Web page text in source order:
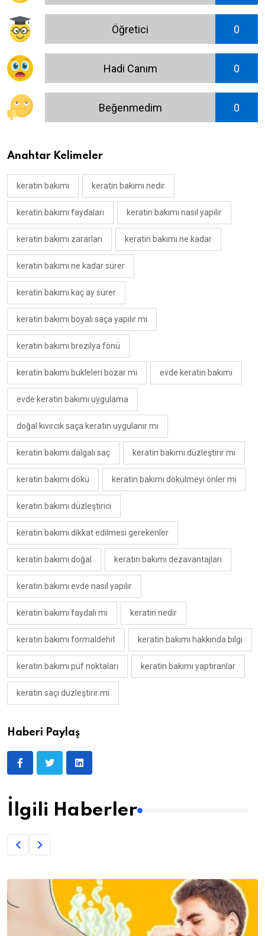
Öğretici 0
Hadi Canım 0
Beğenmedim 0
Anahtar Kelimeler
keratin bakımı keratin bakımı nedir
keratin bakımı faydaları keratin bakımı nasıl yapılır
keratin bakımı zararları keratin bakımı ne kadar
keratin bakımı ne kadar sürer
keratin bakımı kaç ay sürer
keratin bakımı boyalı saça yapılır mı
keratin bakımı brezilya fönü
keratin bakımı bukleleri bozar mı evde keratin bakımı
evde keratin bakımı uygulama
doğal kıvırcık saça keratin uygulanır mı
keratin bakımı dalgalı saç keratin bakımı düzleştirir mi
keratin bakımı dökü keratin bakımı dökülmeyi önler mi
keratin bakımı düzleştirici
keratin bakımı dikkat edilmesi gerekenler
keratin bakımı doğal keratin bakımı dezavantajları
keratin bakımı evde nasıl yapılır
keratin bakımı faydalı mı keratin nedir
keratin bakımı formaldehit keratin bakımı hakkında bilgi
keratin bakımı püf noktaları keratin bakımı yaptıranlar
keratin saçı düzleştirir mi
Haberi Paylaş
İlgili Haberler